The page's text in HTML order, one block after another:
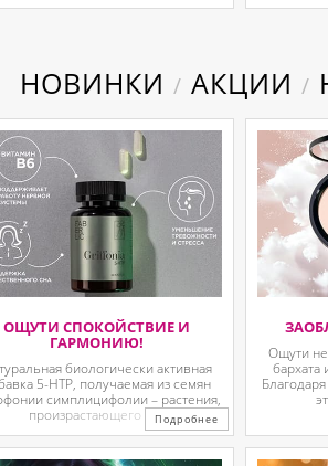
НОВИНКИ / АКЦИИ /
ОЩУТИ СПОКОЙСТВИЕ И
ГАРМОНИЮ!
биологически активная
5-HTP, получаемая из семян
симплицифолии – растения,
произрастающего в ...Подробнее
Ощути
бархата